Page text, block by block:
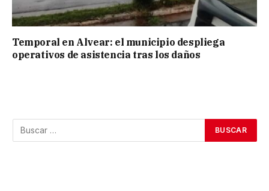
Temporal en Alvear: el municipio despliega
operativos de asistencia tras los daños